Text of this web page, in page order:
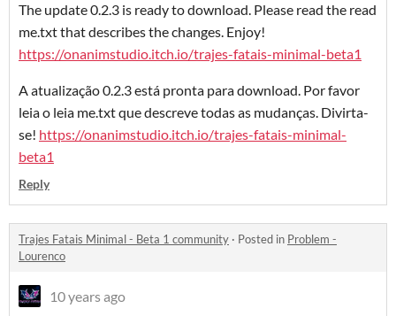
The update 0.2.3 is ready to download. Please read the read
me.txt that describes the changes. Enjoy!
https://onanimstudio.itch.io/trajes-fatais-minimal-beta1
A atualização 0.2.3 está pronta para download. Por favor
leia o leia me.txt que descreve todas as mudanças. Divirta-
se! https://onanimstudio.itch.io/trajes-fatais-minimal-
beta1
Reply
Trajes Fatais Minimal - Beta 1 community · Posted in Problem -
Lourenco
10 years ago